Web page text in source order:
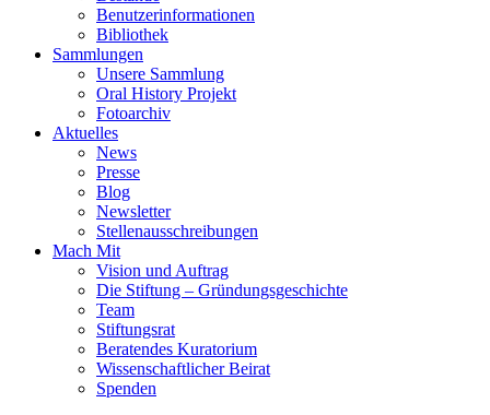
Benutzerinformationen
Bibliothek
Sammlungen
Unsere Sammlung
Oral History Projekt
Fotoarchiv
Aktuelles
News
Presse
Blog
Newsletter
Stellenausschreibungen
Mach Mit
Vision und Auftrag
Die Stiftung – Gründungsgeschichte
Team
Stiftungsrat
Beratendes Kuratorium
Wissenschaftlicher Beirat
Spenden